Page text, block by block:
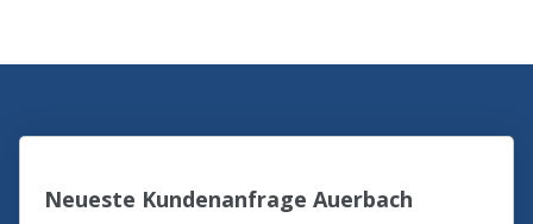
Neueste Kundenanfrage Auerbach